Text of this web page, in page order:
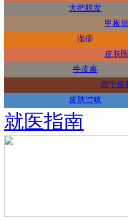
大把脱发
甲板
湿疹
皮肤
牛皮癣
西宁皮
皮肤过敏
就医指南